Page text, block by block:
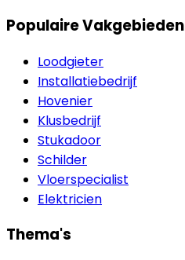
Populaire Vakgebieden
Loodgieter
Installatiebedrijf
Hovenier
Klusbedrijf
Stukadoor
Schilder
Vloerspecialist
Elektricien
Thema's